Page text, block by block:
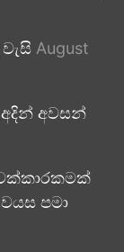
August
අවසන්
පමා